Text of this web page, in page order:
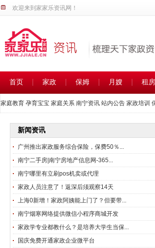
欢迎来到家家乐资讯网！
首页 家政 保姆 月嫂 租房
家庭教育 孕育宝宝 家庭关系 南宁资讯 站内公告 家政培训
新闻资讯
广州推出家政服务综合保险，保费50％...
南宁二手房|南宁房地产信息网-365...
南宁哪里有立刷pos机卖或代理
家政人员注意了！返深后须观察14天
上海0新增！家政阿姨能上门了？但要带...
南宁烟寒网络提供微信小程序商城开发
家政学专业都教什么？是培养大学生当保...
国庆免费开通家政企业微平台